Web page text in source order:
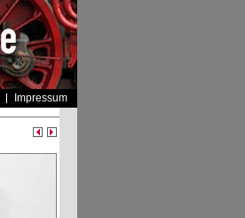
Impressum